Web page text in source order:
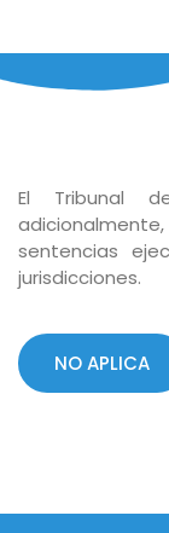
El Tribunal
sentencias
jurisdicciones.
NO APLICA